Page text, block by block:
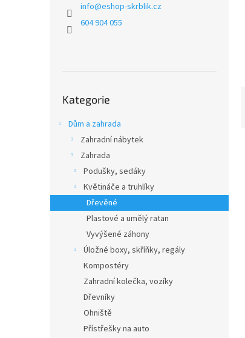
info@eshop-skrblik.cz
604 904 055
kategorie
Kategorie
Dům a zahrada
Zahradní nábytek
Zahrada
Podušky, sedáky
Květináče a truhlíky
Dřevěné
Plastové a umělý ratan
Vyvýšené záhony
Úložné boxy, skříňky, regály
Kompostéry
Zahradní kolečka, vozíky
Dřevníky
Ohniště
Přístřešky na auto